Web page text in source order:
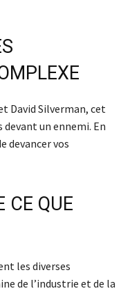
David Silverman, cet
un ennemi. En
devancer vos
CE QUE
les diverses
de l’industrie et de la